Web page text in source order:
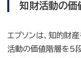
知財活動の価
エプソンは、知的財
活動の価値階層を5段